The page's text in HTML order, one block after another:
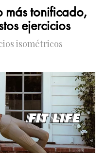
más tonificado,
ejercicios
isométricos